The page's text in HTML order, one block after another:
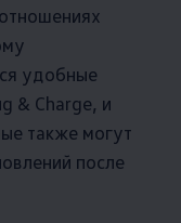
удобные
& Charge, и
также могут
после